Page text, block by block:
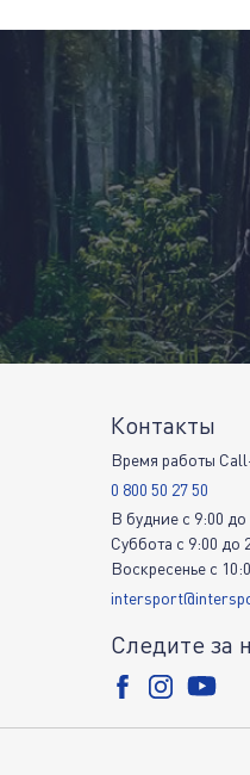
Контакты
Время работы
0 800 50 27 50
В будние c 9:00 до
Суббота c 9:00 до
Воскресенье c
Следите за